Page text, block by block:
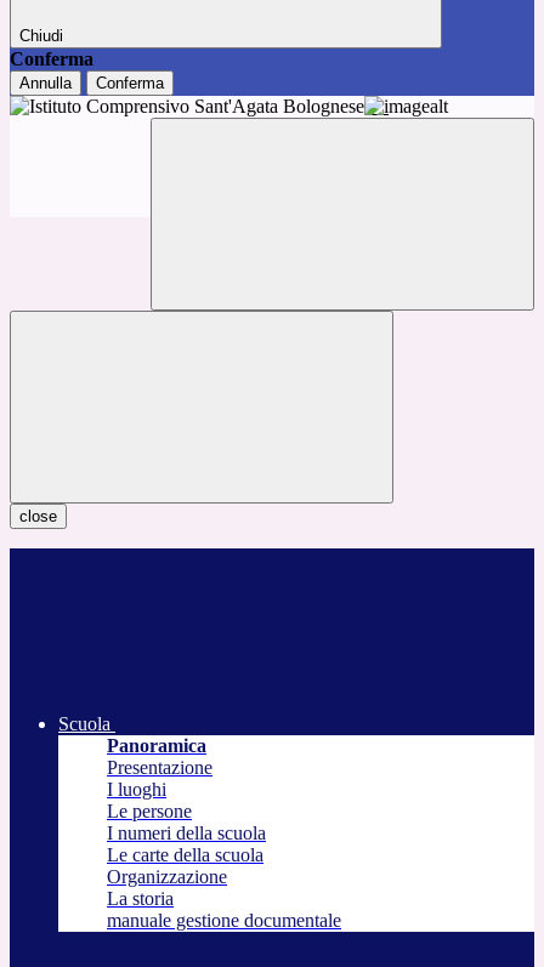
Chiudi
Conferma
Annulla Conferma
close
Scuola
Panoramica
Presentazione
I luoghi
Le persone
I numeri della scuola
Le carte della scuola
Organizzazione
La storia
manuale gestione documentale